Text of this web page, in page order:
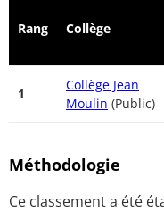
Rang Collège
1
Collège Jean
Moulin (Public)
Méthodologie
Ce classement a été